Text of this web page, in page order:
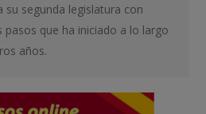
segunda legislatura con
pasos que ha iniciado a lo largo
años.